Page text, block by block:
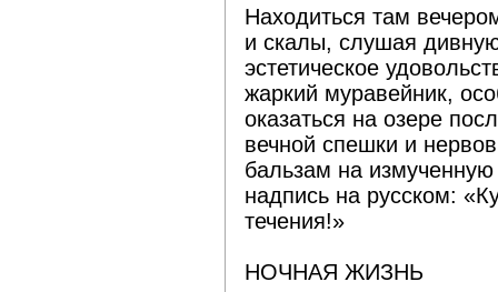
Находиться там
и скалы, слушая
эстетическое
жаркий муравейник,
оказаться на озере
вечной спешки и
бальзам на
надпись на русском:
течения!»
НОЧНАЯ ЖИЗНЬ